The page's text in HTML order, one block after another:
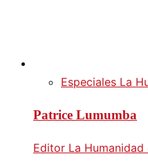
Especiales La
Patrice Lumumba
Editor La Humanidad